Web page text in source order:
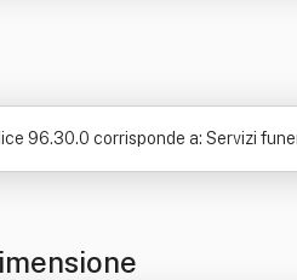
96.30.0 corrisponde a: Servizi